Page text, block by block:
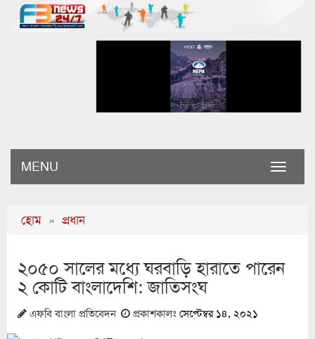
Toggle
MENU
হোম » প্রধান
২০৫০ সালের মধ্যে ঘরবাড়ি হারাতে পারেন
২ কোটি বাংলাদেশি: জাতিসংঘ
এফবি বাংলা প্রতিবেদন প্রকাশকালঃ সেপ্টেম্বর ১৪, ২০২১